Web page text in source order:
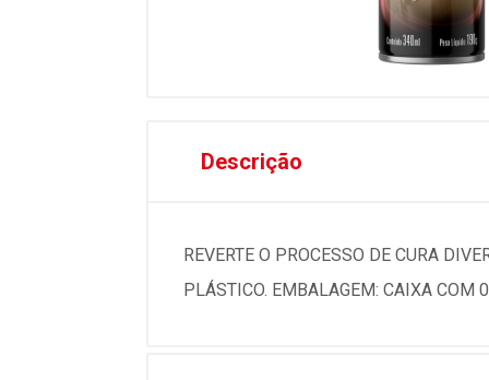
Descrição
REVERTE O PROCESSO DE CURA
PLÁSTICO. EMBALAGEM: CAIXA